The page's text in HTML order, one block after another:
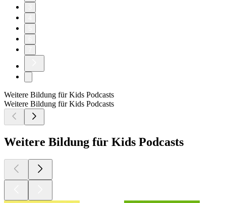
Weitere Bildung für Kids Podcasts
Weitere Bildung für Kids Podcasts
Weitere Bildung für Kids Podcasts